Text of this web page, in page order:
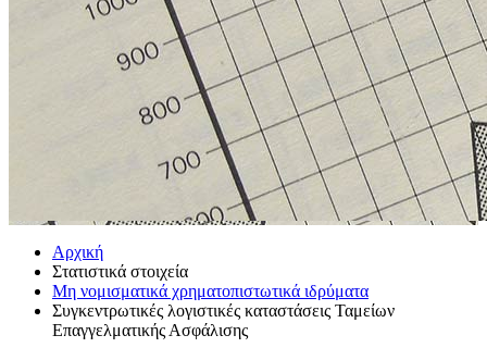
Αρχική
Στατιστικά στοιχεία
Μη νομισματικά χρηματοπιστωτικά ιδρύματα
Συγκεντρωτικές λογιστικές καταστάσεις Ταμείων
Επαγγελματικής Ασφάλισης